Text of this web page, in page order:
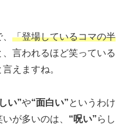
「登場しているコマの半
、言われるほど笑っている
言えますね。
い”や“面白い”というわけ
が多いのは、 “呪い”らし